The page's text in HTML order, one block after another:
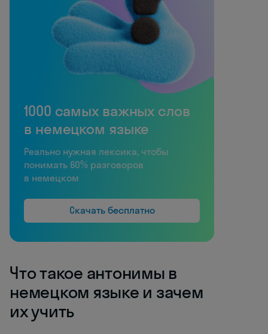
1000 самых важных слов
в немецком языке
Реально нужная лексика, чтобы
понимать 60% разговоров
в немецком
Скачать бесплатно
Что такое антонимы в
немецком языке и зачем
их учить